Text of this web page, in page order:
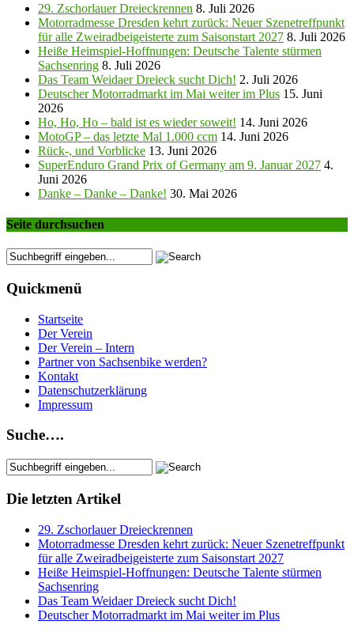
29. Zschorlauer Dreieckrennen 8. Juli 2026
Motorradmesse Dresden kehrt zurück: Neuer Szenetreffpunkt
für alle Zweiradbeigeisterte zum Saisonstart 2027 8. Juli 2026
Heiße Heimspiel-Hoffnungen: Deutsche Talente stürmen
Sachsenring 8. Juli 2026
Das Team Weidaer Dreieck sucht Dich! 2. Juli 2026
Deutscher Motorradmarkt im Mai weiter im Plus 15. Juni
2026
Ho, Ho, Ho – bald ist es wieder soweit! 14. Juni 2026
MotoGP – das letzte Mal 1.000 ccm 14. Juni 2026
Rück-, und Vorblicke 13. Juni 2026
SuperEnduro Grand Prix of Germany am 9. Januar 2027 4.
Juni 2026
Danke – Danke – Danke! 30. Mai 2026
Seite durchsuchen
Quickmenü
Startseite
Der Verein
Der Verein – Intern
Partner von Sachsenbike werden?
Kontakt
Datenschutzerklärung
Impressum
Suche….
Die letzten Artikel
29. Zschorlauer Dreieckrennen
Motorradmesse Dresden kehrt zurück: Neuer Szenetreffpunkt
für alle Zweiradbeigeisterte zum Saisonstart 2027
Heiße Heimspiel-Hoffnungen: Deutsche Talente stürmen
Sachsenring
Das Team Weidaer Dreieck sucht Dich!
Deutscher Motorradmarkt im Mai weiter im Plus